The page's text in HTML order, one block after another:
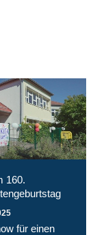
160.
für einen